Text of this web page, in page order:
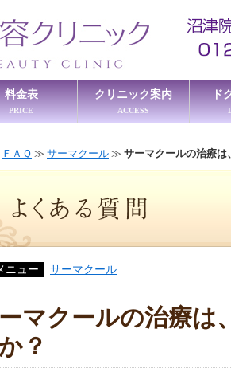
料金表
PRICE
クリニック案内
ACCESS
ド
ＦＡＱ ≫ サーマクール ≫ サーマクールの治療は
ニュー サーマクール
マクールの治療は
？